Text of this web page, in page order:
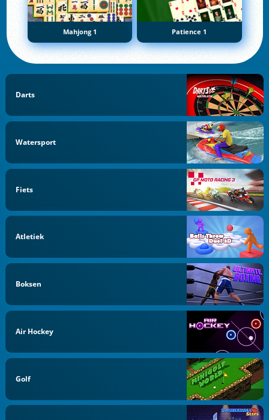
Mahjong 1 Patience 1
Darts
Watersport
Fiets
Atletiek
Boksen
Air Hockey
Golf